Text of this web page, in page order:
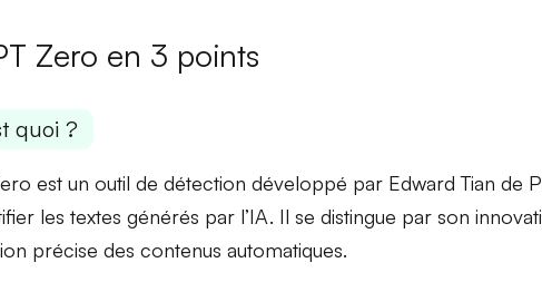
Zero en 3 points
quoi ?
est un outil de détection développé par Edward Tian de
les textes générés par l’IA. Il se distingue par son
précise des contenus automatiques.